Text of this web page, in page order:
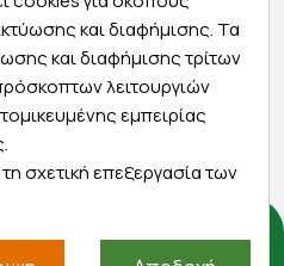
σας και
στην πόρτα σας
και διαφήμισης. Τα
και διαφήμισης τρίτων
λειτουργιών
εμπειρίας
σχετική επεξεργασία των